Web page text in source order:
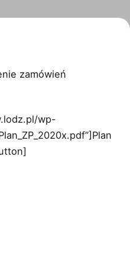
zamówień
wp-